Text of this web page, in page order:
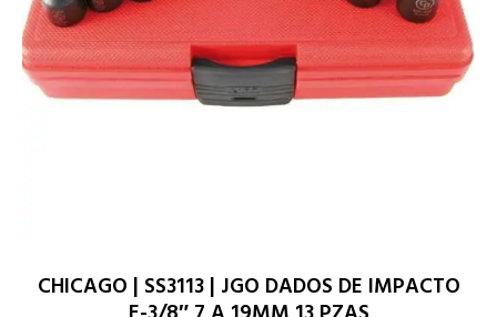
CHICAGO | SS3113 | JGO DADOS DE IMPACTO